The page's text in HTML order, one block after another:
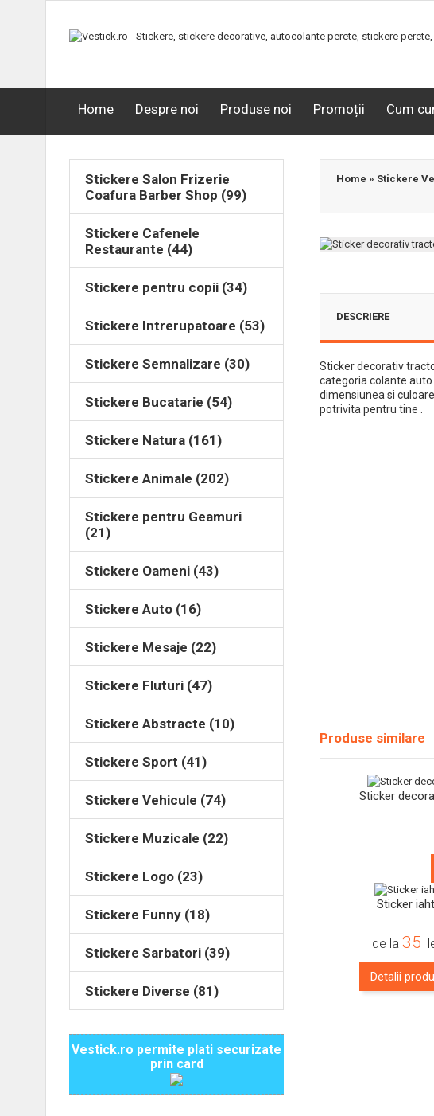
Home Despre noi Produse noi Promoții Cum
Stickere Salon Frizerie
Coafura Barber Shop (99)
Stickere Cafenele
Restaurante (44)
Stickere pentru copii (34)
Stickere Intrerupatoare (53)
Stickere Semnalizare (30)
Stickere Bucatarie (54)
Stickere Natura (161)
Stickere Animale (202)
Stickere pentru Geamuri
(21)
Stickere Oameni (43)
Stickere Auto (16)
Stickere Mesaje (22)
Stickere Fluturi (47)
Stickere Abstracte (10)
Stickere Sport (41)
Stickere Vehicule (74)
Stickere Muzicale (22)
Stickere Logo (23)
Stickere Funny (18)
Stickere Sarbatori (39)
Stickere Diverse (81)
Vestick.ro permite plati securizate
prin card
Home » Stickere
DESCRIERE
Sticker decorativ
categoria colante auto
dimensiunea si
potrivita pentru tine .
Produse similare
Sticker
Sticker iaht
de la 35
Detalii